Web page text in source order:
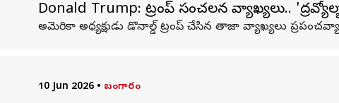
Donald Trump: ట్రంప్ సంచలన వ్యాఖ్యలు..
అమెరికా అధ్యక్షుడు డొనాల్డ్ ట్రంప్ చేసిన తాజా వ్యాఖ్యలు
10 Jun 2026 • బంగారం